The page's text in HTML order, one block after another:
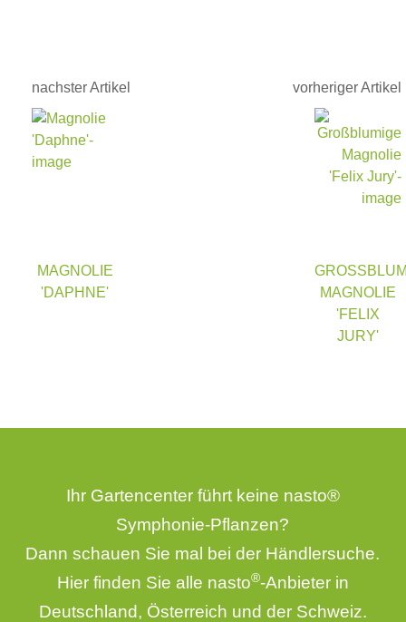
nachster Artikel
MAGNOLIE
'DAPHNE'
vorheriger Artikel
AGNOLIE '
FELIX J
URY'
Ihr Gartencenter führt keine nasto®
Symphonie-Pflanzen?
Dann schauen Sie mal bei der Händlersuche.
Hier finden Sie alle nasto®-Anbieter in
Deutschland, Österreich und der Schweiz.